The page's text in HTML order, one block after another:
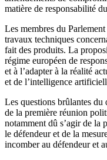
matière de responsabilité
Les membres du
travaux techniques
fait des produits. La
régime européen de
et à l’adapter à la réalité
et de l’intelligence
Les questions brûlantes
de la première réunion
notamment dû s’agir de la
le défendeur et de la
incomber au défendeur et